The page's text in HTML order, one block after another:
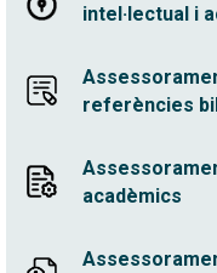
intel·lectual i
referències
acadèmics